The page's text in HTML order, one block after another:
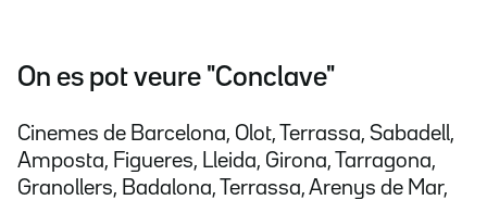
On es pot veure "Conclave"
Cinemes de Barcelona, Olot, Terrassa, Sabadell,
Amposta, Figueres, Lleida, Girona, Tarragona,
Granollers, Badalona, Terrassa, Arenys de Mar,